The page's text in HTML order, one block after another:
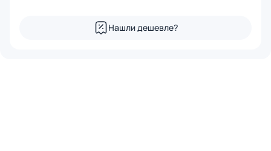
Нашли дешевле?